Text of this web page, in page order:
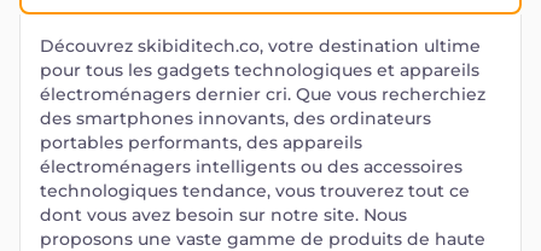
Découvrez skibiditech.co, votre destination ultime
pour tous les gadgets technologiques et appareils
électroménagers dernier cri. Que vous recherchiez
des smartphones innovants, des ordinateurs
portables performants, des appareils
électroménagers intelligents ou des accessoires
technologiques tendance, vous trouverez tout ce
dont vous avez besoin sur notre site. Nous
proposons une vaste gamme de produits de haute